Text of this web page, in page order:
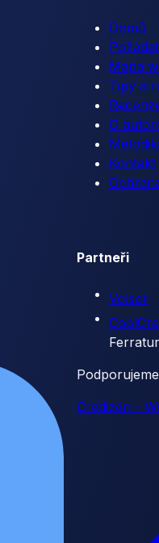
Domů
Mapa
Tipy a
O
Kontakt
Partneři
Volsor
Credizen -